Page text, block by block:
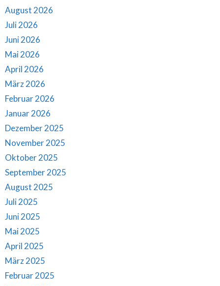
August 2026
Juli 2026
Juni 2026
Mai 2026
April 2026
März 2026
Februar 2026
Januar 2026
Dezember 2025
November 2025
Oktober 2025
September 2025
August 2025
Juli 2025
Juni 2025
Mai 2025
April 2025
März 2025
Februar 2025